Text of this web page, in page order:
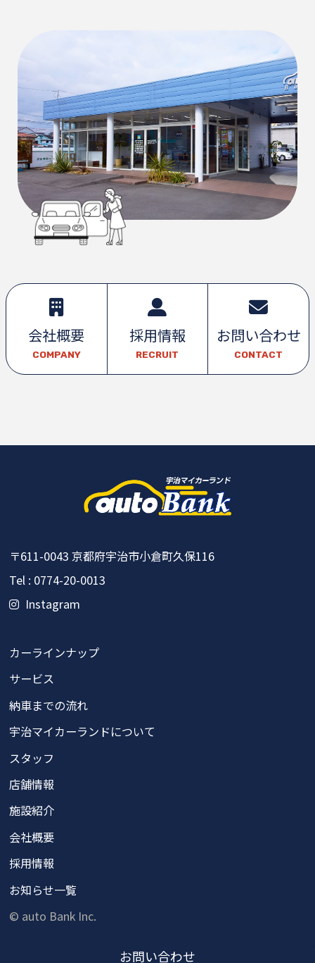
お問い合わせ
会社概要
COMPANY
採用情報
RECRUIT
お問い合わせ
CONTACT
〒611-0043京都府宇治市小倉町久保116
Tel : 0774-20-0013
Instagram
カーラインナップ
サービス
納車までの流れ
宇治マイカーランドについて
スタッフ
店舗情報
施設紹介
会社概要
採用情報
お知らせ一覧
© auto Bank Inc.